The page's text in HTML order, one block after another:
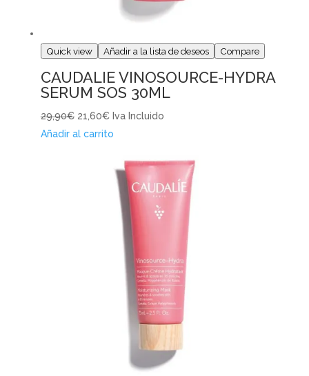
Quick view Añadir a la lista de deseos Compare
CAUDALIE VINOSOURCE-HYDRA
SERUM SOS 30ML
29,90€ 21,60€ Iva Incluido
Añadir al carrito